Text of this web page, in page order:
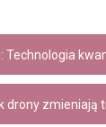
Technologia kwantowa –
drony zmieniają